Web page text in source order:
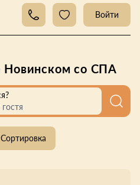
Войти
Новинском со СПА
гостя
Сортировка